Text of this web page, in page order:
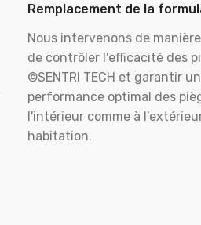
Remplacement de la
Nous intervenons de
de contrôler l'efficacité des
©SENTRI TECH et garantir
performance optimal des
l'intérieur comme à
habitation.